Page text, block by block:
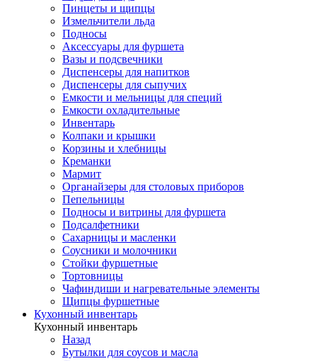
Пинцеты и щипцы
Измельчители льда
Подносы
Аксессуары для фуршета
Вазы и подсвечники
Диспенсеры для напитков
Диспенсеры для сыпучих
Емкости и мельницы для специй
Емкости охладительные
Инвентарь
Колпаки и крышки
Корзины и хлебницы
Креманки
Мармит
Органайзеры для столовых приборов
Пепельницы
Подносы и витрины для фуршета
Подсалфетники
Сахарницы и масленки
Соусники и молочники
Стойки фуршетные
Тортовницы
Чафиндиши и нагревательные элементы
Щипцы фуршетные
Кухонный инвентарь
Кухонный инвентарь
Назад
Бутылки для соусов и масла